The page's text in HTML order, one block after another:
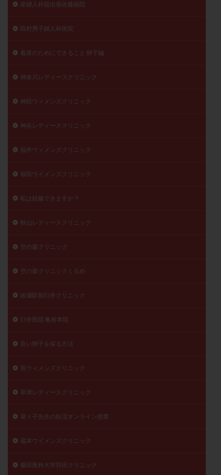
産婦人科舘出張佐藤病院
田村秀子婦人科医院
着床のためにできること 卵子編
神奈川レディースクリニック
神田ウィメンズクリニック
神谷レディースクリニック
福井ウィメンズクリニック
福田ウイメンズクリニック
私は妊娠できますか？
秋山レディースクリニック
空の森クリニック
空の森クリニックくるめ
綾瀬駅前臼井クリニック
臼井医院 亀有本院
良い卵子を採る方法
英ウィメンズクリニック
草津レディースクリニック
菜々子先生の妊活オンライン授業
蔵本ウイメンズクリニック
藤田医科大学羽田クリニック